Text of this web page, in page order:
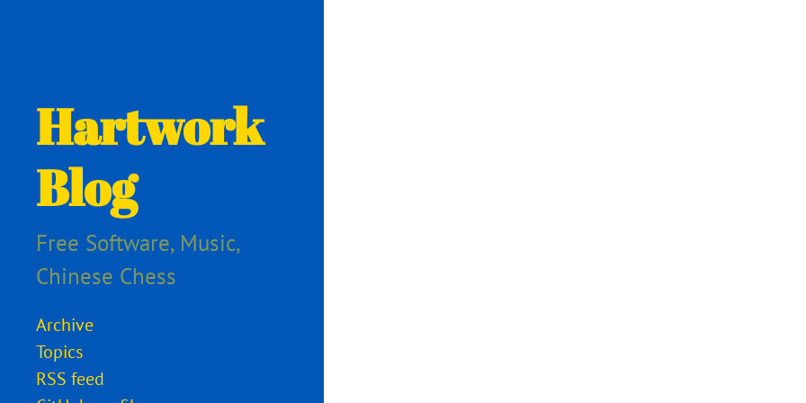
Hartwork
Blog
Free Software, Music,
Chinese Chess
Archive
Topics
RSS feed